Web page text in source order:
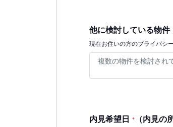
他に検討している物件
現在お住いの方のプライバシ
内見希望日 * （内見の